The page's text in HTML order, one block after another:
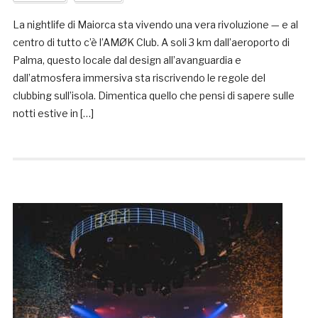
La nightlife di Maiorca sta vivendo una vera rivoluzione — e al
centro di tutto c’è l’AMØK Club. A soli 3 km dall’aeroporto di
Palma, questo locale dal design all’avanguardia e
dall’atmosfera immersiva sta riscrivendo le regole del
clubbing sull’isola. Dimentica quello che pensi di sapere sulle
notti estive in […]